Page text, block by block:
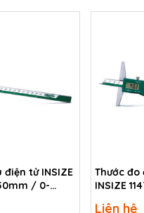
điện tử INSIZE
/ 0-
Thước đo
INSIZE
Liên hệ